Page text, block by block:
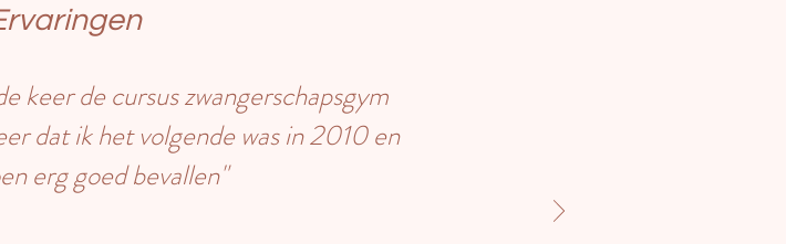
keer de cursus zwangerschapsgym
dat ik het volgende was in 2010 en
erg goed bevallen"